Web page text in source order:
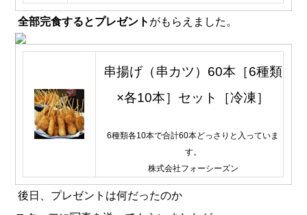
全部完食するとプレゼント がもらえました。
串揚げ（串カツ）60本［6種類
×各10本］セット［冷凍］
6種類各10本で合計60本どっさりと入っていま
す。
株式会社フォーシーズン
後日、プレゼントは何だったのか